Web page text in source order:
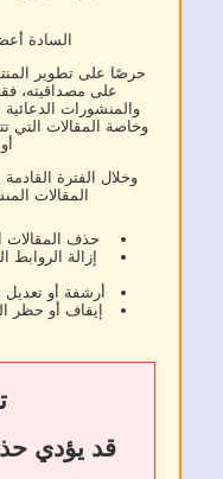
السادة أعضاء وزوار
حرصًا على تطوير المنتدى
على مصداقيته، فقد تقررت
والمنشورات الدعائية التي
وخاصة المقالات التي تتضمن
أو خدمات
وخلال الفترة القادمة ستقوم
المقالات المنشورة،
حذف المقالات الدعائية
إزالة الروابط الخارجية
أرشفة أو تعديل بعض
إيقاف أو حظر العضويات
تنبيه
قد يؤدي حذف